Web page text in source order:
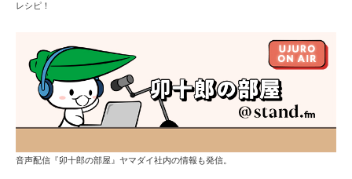
レシピ！
音声配信『卯十郎の部屋』ヤマダイ社内の情報も発信。